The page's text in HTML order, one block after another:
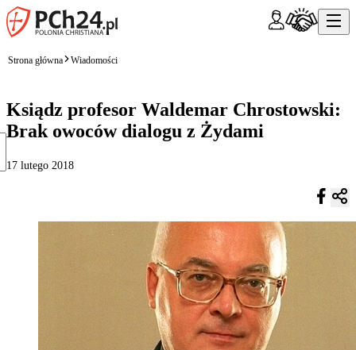
Strona główna Wiadomości
Ksiądz profesor Waldemar Chrostowski:
Brak owoców dialogu z Żydami
17 lutego 2018